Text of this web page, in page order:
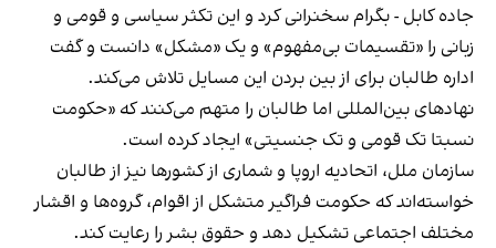
جاده کابل - بگرام سخنرانی کرد و این تکثر سیاسی و قومی و
زبانی را «تقسیمات بی‌مفهوم» و یک «مشکل» دانست و گفت
اداره طالبان برای از بین بردن این مسایل تلاش می‌کند.
نهادهای بین‌المللی اما طالبان را متهم می‌کنند که «حکومت
نسبتا تک قومی و تک جنسیتی» ایجاد کرده است.
سازمان ملل، اتحادیه اروپا و شماری از کشورها نیز از طالبان
خواسته‌اند که حکومت فراگیر متشکل از اقوام، گروه‌ها و اقشار
مختلف اجتماعی تشکیل دهد و حقوق بشر را رعایت کند.